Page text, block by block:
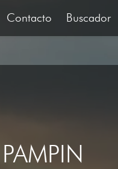
Contacto Buscador